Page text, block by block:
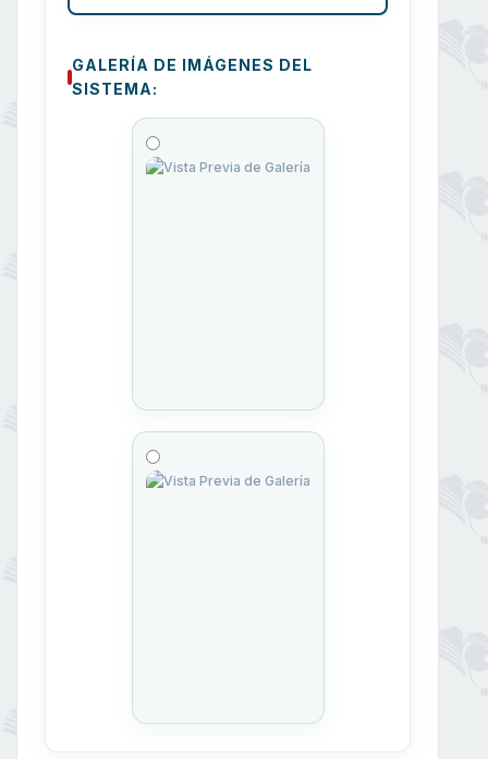
GALERÍA DE IMÁGENES DEL
SISTEMA: